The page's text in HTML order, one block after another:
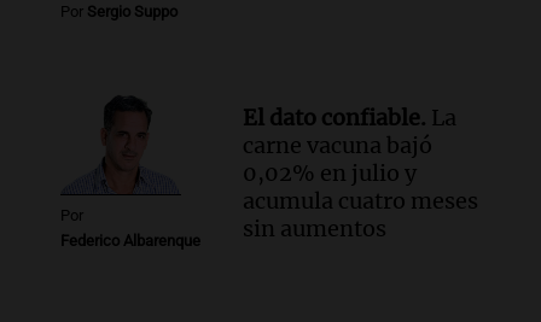
Por Sergio Suppo
Por
Federico Albarenque
El dato confiable. La
carne vacuna bajó
0,02% en julio y
acumula cuatro meses
sin aumentos